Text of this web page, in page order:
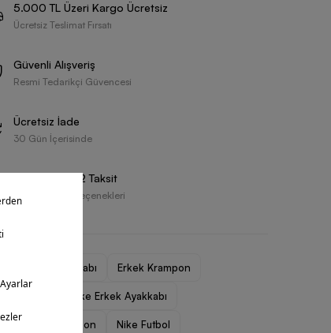
5.000 TL Üzeri Kargo Ücretsiz
Ücretsiz Teslimat Fırsatı
Güvenli Alışveriş
Resmi Tedarikçi Güvencesi
Ücretsiz İade
30 Gün İçerisinde
Vade Farksız 2 Taksit
Farklı Ödeme Seçenekleri
Erkek Spor Ayakkabı Erkek Krampon
Nike Erkek Ayakkabı
Nike Erkek Krampon Nike Futbol